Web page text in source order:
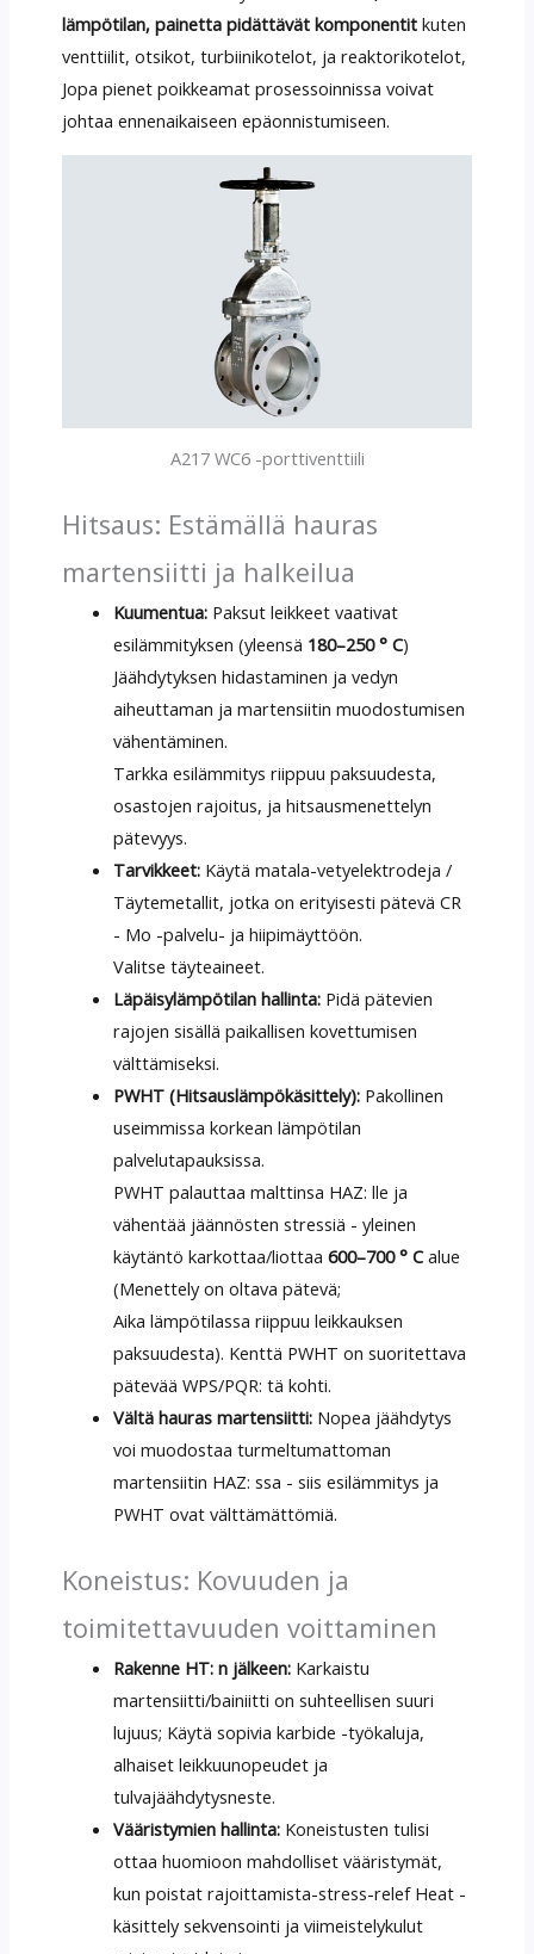
lämpötilan, painetta pidättävät komponentitkuten
venttiilit, otsikot, turbiinikotelot, ja reaktorikotelot,
Jopa pienet poikkeamat prosessoinnissa voivat
johtaa ennenaikaiseen epäonnistumiseen.
A217 WC6 -porttiventtiili
Hitsaus: Estämällä hauras
martensiitti ja halkeilua
Kuumentua: Paksut leikkeet vaativat
esilämmityksen (yleensä 180–250 ° C)
Jäähdytyksen hidastaminen ja vedyn
aiheuttaman ja martensiitin muodostumisen
vähentäminen.
Tarkka esilämmitys riippuu paksuudesta,
osastojen rajoitus, ja hitsausmenettelyn
pätevyys.
Tarvikkeet: Käytä matala-vetyelektrodeja /
Täytemetallit, jotka on erityisesti pätevä CR
- Mo -palvelu- ja hiipimäyttöön.
Valitse täyteaineet.
Läpäisylämpötilan hallinta: Pidä pätevien
rajojen sisällä paikallisen kovettumisen
välttämiseksi.
PWHT (Hitsauslämpökäsittely): Pakollinen
useimmissa korkean lämpötilan
palvelutapauksissa.
PWHT palauttaa malttinsa HAZ: lle ja
vähentää jäännösten stressiä - yleinen
käytäntö karkottaa/liottaa600–700 ° Calue
(Menettely on oltava pätevä;
Aika lämpötilassa riippuu leikkauksen
paksuudesta). Kenttä PWHT on suoritettava
pätevää WPS/PQR: tä kohti.
Vältä hauras martensiitti: Nopea jäähdytys
voi muodostaa turmeltumattoman
martensiitin HAZ: ssa - siis esilämmitys ja
PWHT ovat välttämättömiä.
Koneistus: Kovuuden ja
toimitettavuuden voittaminen
Rakenne HT: n jälkeen: Karkaistu
martensiitti/bainiitti on suhteellisen suuri
lujuus; Käytä sopivia karbide -työkaluja,
alhaiset leikkuunopeudet ja
tulvajäähdytysneste.
Vääristymien hallinta: Koneistusten tulisi
ottaa huomioon mahdolliset vääristymät,
kun poistat rajoittamista-stress-relef Heat -
käsittely sekvensointi ja viimeistelykulut